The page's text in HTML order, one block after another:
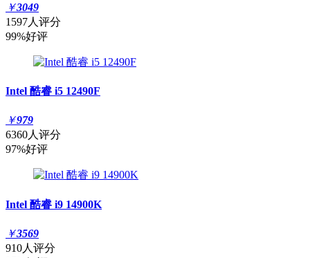
￥3049
1597人评分
99%好评
Intel 酷睿 i5 12490F
￥979
6360人评分
97%好评
Intel 酷睿 i9 14900K
￥3569
910人评分